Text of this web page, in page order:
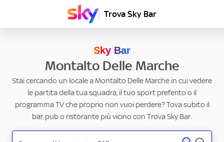
Trova Sky Bar
Sky Bar
Montalto Delle Marche
Stai cercando un locale a Montalto Delle Marche in cui vedere
le partita della tua squadra, il tuo sport preferito o il
programma TV che proprio non vuoi perdere? Tova subito il
bar, pub o ristorante più vicino con Trova Sky Bar.